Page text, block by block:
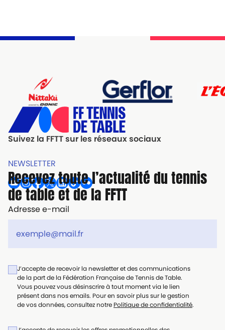
Suivez la FFTT sur les réseaux sociaux
NEWSLETTER
Recevez toute l’actualité du tennis
de table et de la FFTT
Adresse e-mail
J’accepte de recevoir la newsletter et des communications
de la part de la Fédération Française de Tennis de Table.
Vous pouvez vous désinscrire à tout moment via le lien
présent dans nos emails. Pour en savoir plus sur le gestion
de vos données, consultez notre Politique de confidentialité.